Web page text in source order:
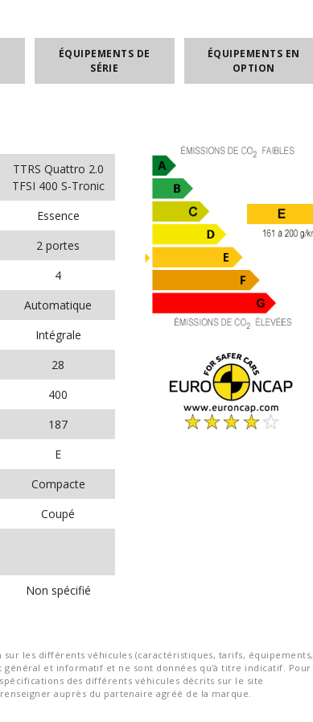
ÉQUIPEMENTS DE
SÉRIE
ÉQUIPEMENTS EN
OPTION
TTRS Quattro 2.0
TFSI 400 S-Tronic
Essence
2 portes
4
Automatique
Intégrale
28
400
187
E
Compacte
Coupé
Non spécifié
les différents véhicules (caractéristiques, tarifs, équipements,
et informatif et ne sont données qu'à titre indicatif. Pour
des différents véhicules décrits sur le site
auprès du partenaire agréé de la marque.